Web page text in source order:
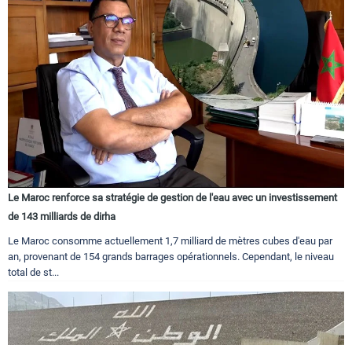
Le Maroc renforce sa stratégie de gestion de l'eau avec un investissement
de 143 milliards de dirha
Le Maroc consomme actuellement 1,7 milliard de mètres cubes d'eau par
an, provenant de 154 grands barrages opérationnels. Cependant, le niveau
total de st...